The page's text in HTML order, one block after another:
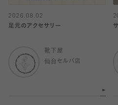
2026.08.02
足元のアクセサリー
靴下屋
仙台セルバ店